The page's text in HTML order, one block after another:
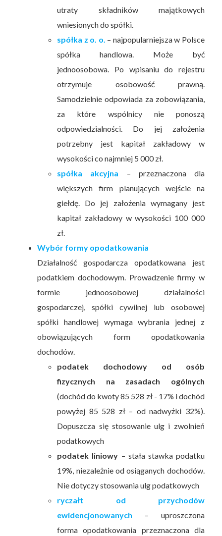
utraty składników majątkowych
wniesionych do spółki.
spółka z o. o. – najpopularniejsza w Polsce
spółka handlowa. Może być
jednoosobowa. Po wpisaniu do rejestru
otrzymuje osobowość prawną.
Samodzielnie odpowiada za zobowiązania,
za które wspólnicy nie ponoszą
odpowiedzialności. Do jej założenia
potrzebny jest kapitał zakładowy w
wysokości co najmniej 5 000 zł.
spółka akcyjna – przeznaczona dla
większych firm planujących wejście na
giełdę. Do jej założenia wymagany jest
kapitał zakładowy w wysokości 100 000
zł.
Wybór formy opodatkowania
Działalność gospodarcza opodatkowana jest
podatkiem dochodowym. Prowadzenie firmy w
formie jednoosobowej działalności
gospodarczej, spółki cywilnej lub osobowej
spółki handlowej wymaga wybrania jednej z
obowiązujących form opodatkowania
dochodów.
podatek dochodowy od osób
fizycznych na zasadach ogólnych
(dochód do kwoty 85 528 zł - 17% i dochód
powyżej 85 528 zł – od nadwyżki 32%).
Dopuszcza się stosowanie ulg i zwolnień
podatkowych
podatek liniowy – stała stawka podatku
19%, niezależnie od osiąganych dochodów.
Nie dotyczy stosowania ulg podatkowych
ryczałt od przychodów
ewidencjonowanych – uproszczona
forma opodatkowania przeznaczona dla